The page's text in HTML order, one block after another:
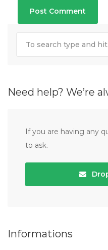
Need help? We’re
If you are having any
to ask.
Informations